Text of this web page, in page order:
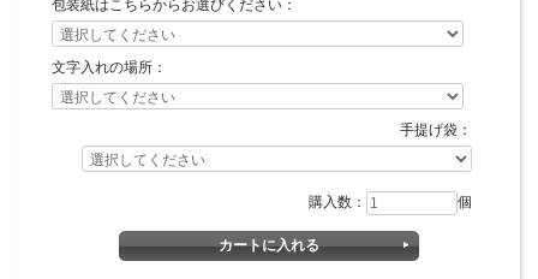
包装紙はこちらからお選びください：
文字入れの場所：
手提げ袋：
購入数： 個